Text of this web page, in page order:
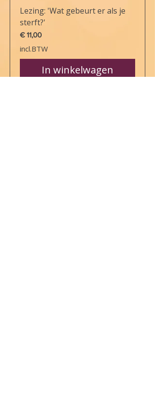
Lezing: 'Wat gebeurt er als je
sterft?'
Prijs
€ 11,00
incl.BTW
In winkelwagen